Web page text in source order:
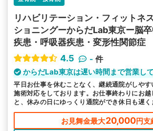
その他の検索方法
駅から探す 院
リハビリテーション・フィットネ
ショニングーからだLab東京ー脳
疾患・呼吸器疾患・変形性関節症
4.5
- 件
からだLab東京は遅い時間まで営業し
平日お仕事を休むことなく、継続通院がしや
施術対応をしております。お仕事終わりにお
と、休みの日にゆっくり通院ができ休日も遅く
ます。
お見舞金最大20,000円支